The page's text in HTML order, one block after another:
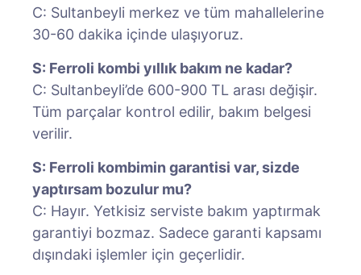
C: Sultanbeyli merkez ve tüm mahallelerine
30-60 dakika içinde ulaşıyoruz.
S: Ferroli kombi yıllık bakım ne kadar?
C: Sultanbeyli’de 600-900 TL arası değişir.
Tüm parçalar kontrol edilir, bakım belgesi
verilir.
S: Ferroli kombimin garantisi var, sizde
yaptırsam bozulur mu?
C: Hayır. Yetkisiz serviste bakım yaptırmak
garantiyi bozmaz. Sadece garanti kapsamı
dışındaki işlemler için geçerlidir.